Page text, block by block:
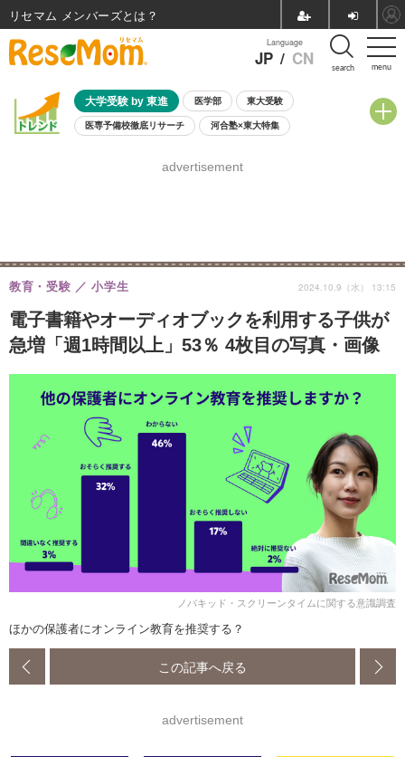
menu
Language
JP / CN search
大学受験 by 東進 医学部 東大受験
医専予備校徹底リサーチ 河合塾×東大特集
8月開催学校説明会・相談会
advertisement
電子書籍やオーディオブックを利用する子供が
急増「週1時間以上」53％ 4枚目の写真・画像
教育・受験 小学生 2024.10.9（水） 13:15
ノバキッド・スクリーンタイムに関する意識調査
ほかの保護者にオンライン教育を推奨する？
この記事へ戻る
advertisement
リセマム メンバーズ